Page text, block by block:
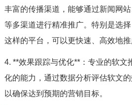
丰富的传播渠道，能够通过新闻网
等多渠道进行精准推广。特别是选择
这样的平台，可以更快速、高效地推
4. **效果跟踪与优化**：专业的软文
化的能力，通过数据分析评估软文
以确保达到预期的营销目标。